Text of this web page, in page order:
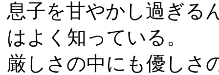
息子を甘やかし過ぎる
はよく知っている。
厳しさの中にも優しさ